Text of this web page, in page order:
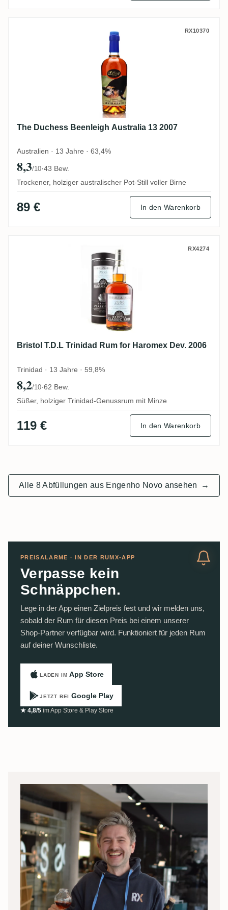
The Duchess Beenleigh Australia 13 2007
RX10370
The Duchess Beenleigh Australia 13 2007
Australien · 13 Jahre · 63,4%
8,3/10·43 Bew.
Trockener, holziger australischer Pot-Still voller Birne
89 € In den Warenkorb
Bristol T.D.L Trinidad Rum for Haromex
RX4274
Bristol T.D.L Trinidad Rum for Haromex Dev. 2006
Trinidad · 13 Jahre · 59,8%
8,2/10·62 Bew.
Süßer, holziger Trinidad-Genussrum mit Minze
119 € In den Warenkorb
Alle 8 Abfüllungen aus Engenho Novo ansehen →
PREISALARME · IN DER RUMX-APP
Verpasse kein
Schnäppchen.
Lege in der App einen Zielpreis fest und wir melden uns,
sobald der Rum für diesen Preis bei einem unserer
Shop-Partner verfügbar wird. Funktioniert für jeden Rum
auf deiner Wunschliste.
LADEN IM App Store
JETZT BEI Google Play
★ 4,8/5 im App Store & Play Store